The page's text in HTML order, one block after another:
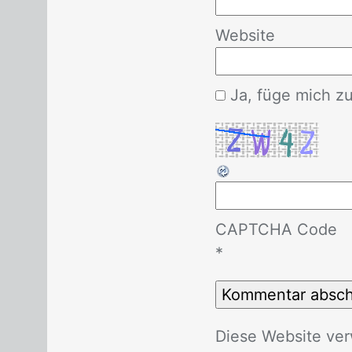
Website
Ja, füge mich
CAPTCHA Code
*
Die­se Web­site